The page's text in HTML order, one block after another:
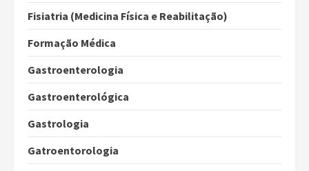
Fisiatria (Medicina Física e Reabilitação)
Formação Médica
Gastroenterologia
Gastroenterológica
Gastrologia
Gatroentorologia